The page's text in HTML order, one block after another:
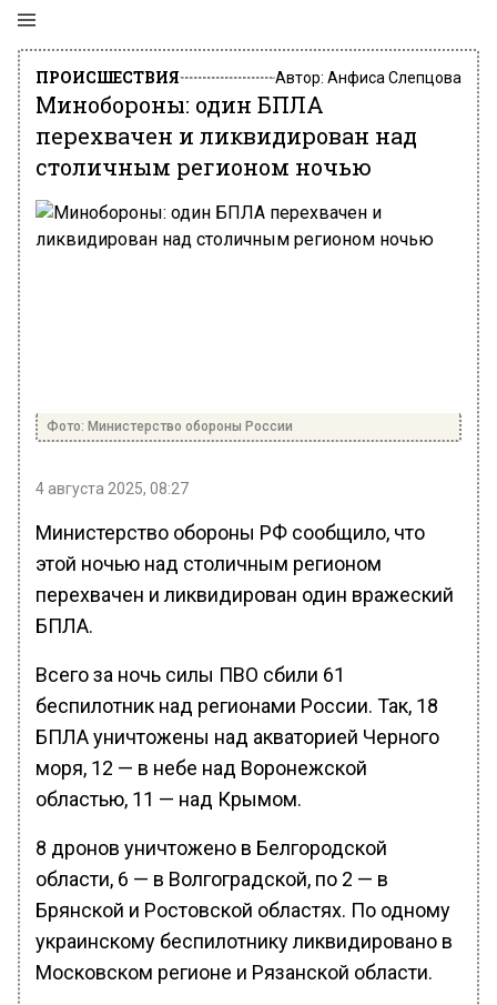
ПРОИСШЕСТВИЯ Автор: Анфиса Слепцова
Минобороны: один БПЛА
перехвачен и ликвидирован над
столичным регионом ночью
Фото: Министерство обороны России
4 августа 2025, 08:27
Министерство обороны РФ сообщило, что
этой ночью над столичным регионом
перехвачен и ликвидирован один вражеский
БПЛА.
Всего за ночь силы ПВО сбили 61
беспилотник над регионами России. Так, 18
БПЛА уничтожены над акваторией Черного
моря, 12 — в небе над Воронежской
областью, 11 — над Крымом.
8 дронов уничтожено в Белгородской
области, 6 — в Волгоградской, по 2 — в
Брянской и Ростовской областях. По одному
украинскому беспилотнику ликвидировано в
Московском регионе и Рязанской области.